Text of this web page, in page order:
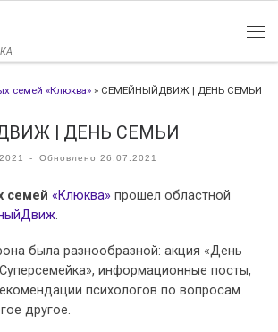
семей «Клюква» » СЕМЕЙНЫЙДВИЖ | ДЕНЬ СЕМЬИ
| ДЕНЬ СЕМЬИ
- Обновлено 26.07.2021
семей «Клюква» прошел областной
.
была разнообразной: акция «День
информационные посты,
психологов по вопросам
другое.